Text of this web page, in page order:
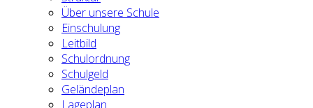
Über unsere Schule
Einschulung
Leitbild
Schulordnung
Schulgeld
Geländeplan
Lageplan